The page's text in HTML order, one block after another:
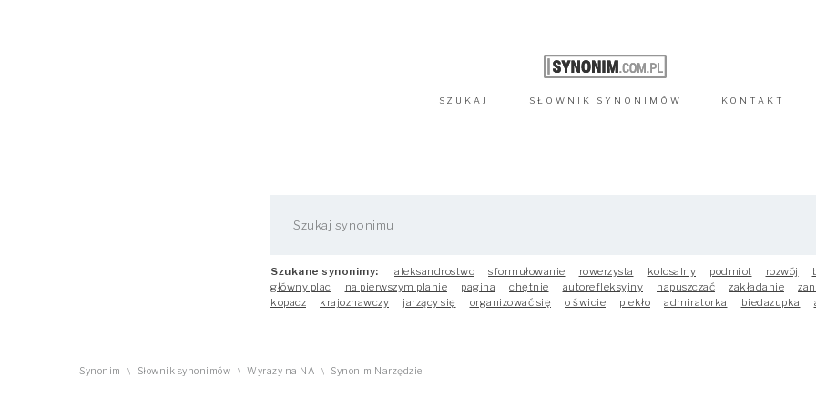
SZUKAJ SŁOWNIK SYNONIMÓW KONTAKT
Szukane synonimy: aleksandrostwo sformułowanie rowerzysta kolosalny podmiot rozwój
główny plac
na pierwszym planie pagina chętnie autorefleksyjny napuszczać zakładanie
kopacz
krajoznawczy jarzący się organizować się o świcie piekło admiratorka biedazupka
Synonim \ Słownik synonimów \ Wyrazy na NA \ Synonim Narzędzie